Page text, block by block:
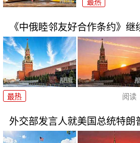
最热
《中俄睦邻友好合作条约》继
最热 阅读
外交部发言人就美国总统特朗